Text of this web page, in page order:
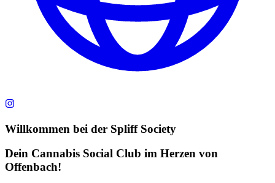
Willkommen bei der Spliff Society
Dein Cannabis Social Club im Herzen von
Offenbach!